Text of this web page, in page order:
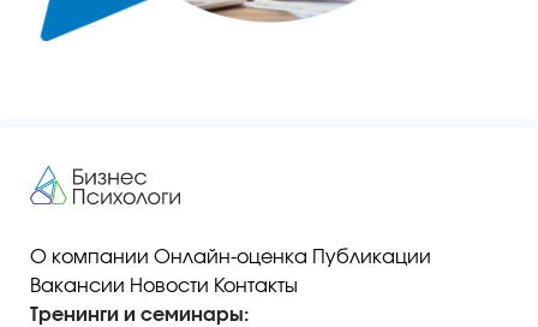
О компании Онлайн-оценка Публикации
Вакансии Новости Контакты
Тренинги и семинары: